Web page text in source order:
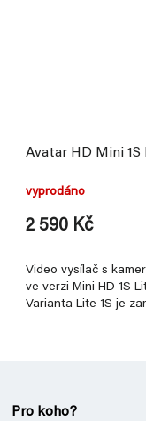
Avatar HD Mini
vyprodáno
2 590 Kč
Video vysílač s
ve verzi Mini HD 1S
Varianta Lite 1S je
Pro koho?